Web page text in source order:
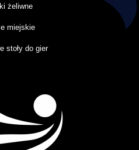
żeliwne
miejskie
stoły do gier